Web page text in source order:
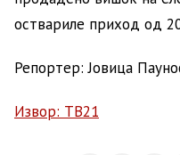
оствариле приход од
Репортер: Јовица
Извор: ТВ21